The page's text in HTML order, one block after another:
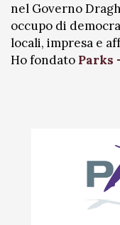
nel Governo
occupo di
locali, impresa e
Ho fondato Parks